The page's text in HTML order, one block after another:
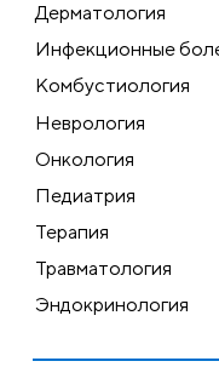
Дерматология
Инфекционные
Комбустиология
Неврология
Онкология
Педиатрия
Терапия
Травматология
Эндокринология